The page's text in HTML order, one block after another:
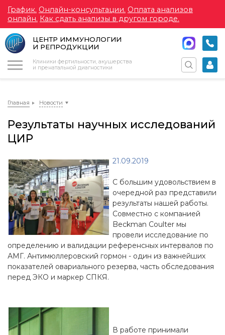
График. Онлайн-консультации. Оплата анализов
онлайн. Как сдать анализы в другом городе.
ЦЕНТР ИММУНОЛОГИИ
И РЕПРОДУКЦИИ
Клиники фертильности, акушерства
и пренатальной диагностики
Главная Новости
Результаты научных исследований
ЦИР
21.09.2019
С большим удовольствием в
очередной раз представили
результаты нашей работы.
Совместно с компанией
Beckman Coulter мы
провели исследование по
определению и валидации референсных интервалов по
АМГ. Антимюллеровский гормон - один из важнейших
показателей овариального резерва, часть обследования
перед ЭКО и маркер СПКЯ.
В работе принимали